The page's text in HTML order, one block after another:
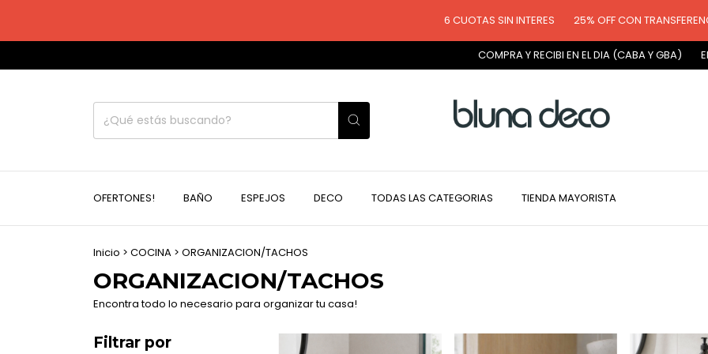
6 CUOTAS SIN INTERES 25% OFF CON TRANSFERENCIA
COMPRA Y RECIBI EN EL DIA (CABA Y GBA)
OFERTONES! BAÑO ESPEJOS DECO TODAS LAS CATEGORIAS TIENDA MAYORISTA
Inicio > COCINA > ORGANIZACION/TACHOS
ORGANIZACION/TACHOS
Encontra todo lo necesario para organizar tu casa!
Filtrar por